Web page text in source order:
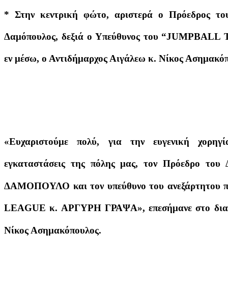
* Στην κεντρική φώτο, αριστερά ο Πρόεδρος
Δαμόπουλος, δεξιά ο Υπεύθυνος του
εν μέσω, ο Αντιδήμαρχος Αιγάλεω κ. Νίκος
«Ευχαριστούμε πολύ, για την ευγενική
εγκαταστάσεις της πόλης μας, τον
ΔΑΜΟΠΟΥΛΟ και τον υπεύθυνο του ανεξάρτητου
LEAGUE κ. ΑΡΓΥΡΗ ΓΡΑΨΑ», επεσήμανε στο
Νίκος Ασημακόπουλος.